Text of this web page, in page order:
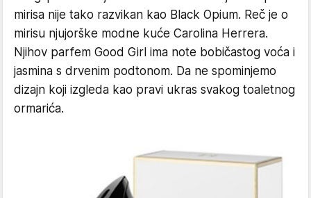
mirisa nije tako razvikan kao Black Opium. Reč je o
mirisu njujorške modne kuće Carolina Herrera.
Njihov parfem Good Girl ima note bobičastog voća i
jasmina s drvenim podtonom. Da ne spominjemo
dizajn koji izgleda kao pravi ukras svakog toaletnog
ormarića.